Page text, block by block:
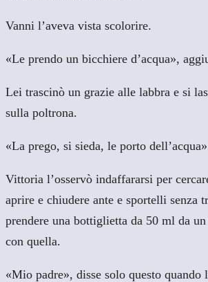
Vanni l’aveva vista scolorire.
«Le prendo un bicchiere d’acqua»,
Lei trascinò un grazie alle labbra e si
sulla poltrona.
«La prego, si sieda, le porto
Vittoria l’osservò indaffararsi per
aprire e chiudere ante e sportelli senza
prendere una bottiglietta da 50 ml da
con quella.
«Mio padre», disse solo questo quando